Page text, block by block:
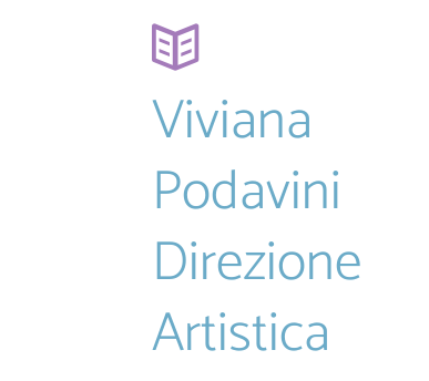
Viviana
Podavini
Direzione
Artistica